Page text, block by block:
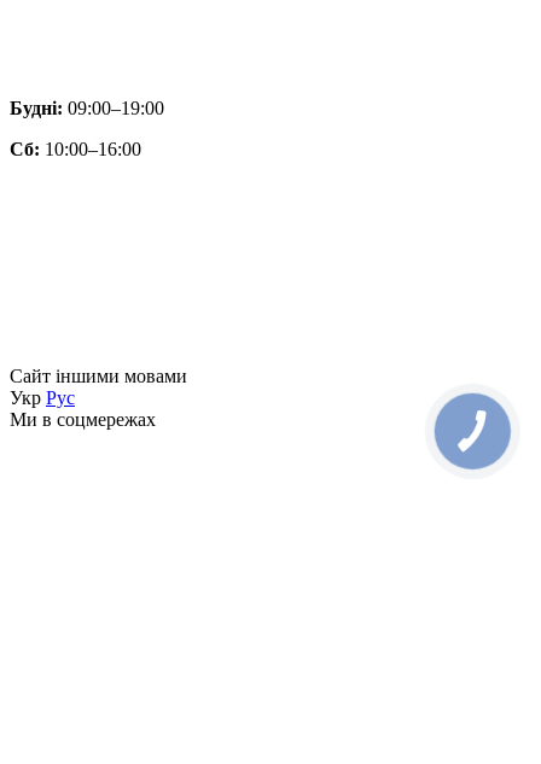
Будні: 09:00–19:00
Сб: 10:00–16:00
Сайт іншими мовами
Укр Рус
Ми в соцмережах